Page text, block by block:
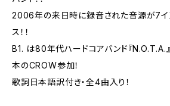
2006年の来日時に録音された音源が7イ
ス！！
B1. は80年代ハードコアバンド『N.O.T.A.
本のCROW参加！
歌詞日本語訳付き・全4曲入り！